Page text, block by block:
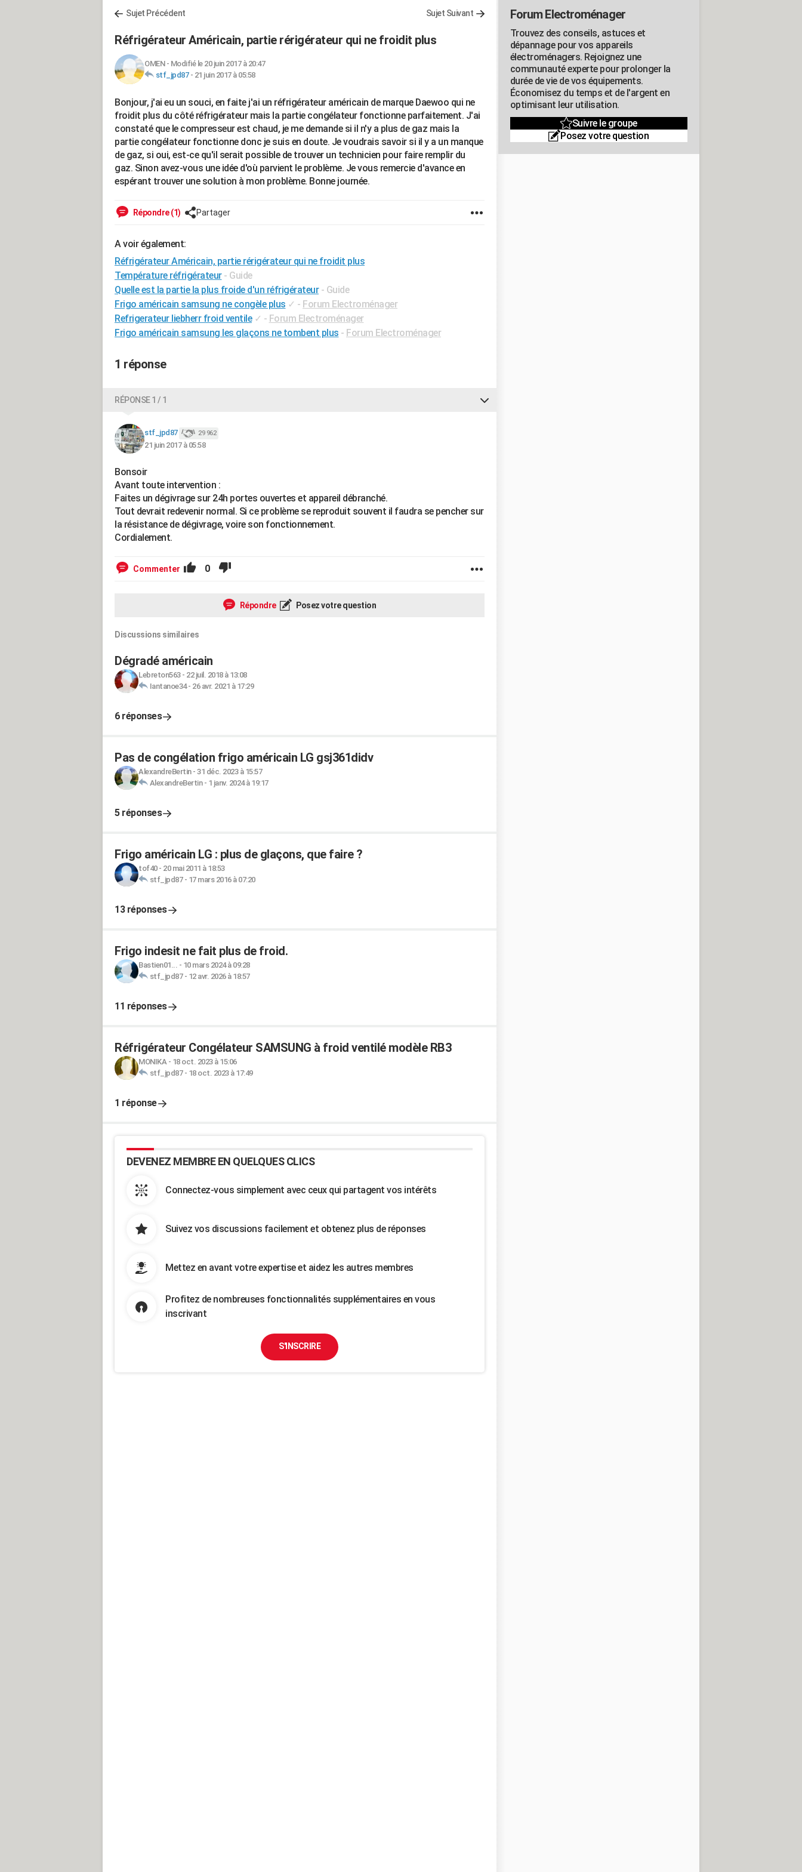
Sujet Précédent Sujet Suivant
Réfrigérateur Américain, partie rérigérateur qui ne froidit plus
OMEN- Modifié le 20 juin 2017 à 20:47
stf_jpd87- 21 juin 2017 à 05:58
Bonjour, j'ai eu un souci, en faite j'ai un réfrigérateur américain de marque Daewoo qui ne
froidit plus du côté réfrigérateur mais la partie congélateur fonctionne parfaitement. J'ai
constaté que le compresseur est chaud, je me demande si il n'y a plus de gaz mais la
partie congélateur fonctionne donc je suis en doute. Je voudrais savoir si il y a un manque
de gaz, si oui, est-ce qu'il serait possible de trouver un technicien pour faire remplir du
gaz. Sinon avez-vous une idée d'où parvient le problème. Je vous remercie d'avance en
espérant trouver une solution à mon problème. Bonne journée.
Répondre (1) Partager
A voir également:
Réfrigérateur Américain, partie rérigérateur qui ne froidit plus
Température réfrigérateur - Guide
Quelle est la partie la plus froide d'un réfrigérateur - Guide
Frigo américain samsung ne congèle plus ✓ - Forum Electroménager
Refrigerateur liebherr froid ventile ✓ - Forum Electroménager
Frigo américain samsung les glaçons ne tombent plus - Forum Electroménager
1 réponse
RÉPONSE 1 / 1
stf_jpd87 29 962
21 juin 2017 à 05:58
Bonsoir
Avant toute intervention :
Faites un dégivrage sur 24h portes ouvertes et appareil débranché.
Tout devrait redevenir normal. Si ce problème se reproduit souvent il faudra se pencher sur
la résistance de dégivrage, voire son fonctionnement.
Cordialement.
Commenter 0
Répondre Posez votre question
Discussions similaires
Dégradé américain
Lebreton563- 22 juil. 2018 à 13:08
Iantanoe34- 26 avr. 2021 à 17:29
6 réponses
Pas de congélation frigo américain LG gsj361didv
AlexandreBertin- 31 déc. 2023 à 15:57
AlexandreBertin- 1 janv. 2024 à 19:17
5 réponses
Frigo américain LG : plus de glaçons, que faire ?
tof40- 20 mai 2011 à 18:53
stf_jpd87- 17 mars 2016 à 07:20
13 réponses
Frigo indesit ne fait plus de froid.
Bastien01... - 10 mars 2024 à 09:28
stf_jpd87- 12 avr. 2026 à 18:57
11 réponses
Réfrigérateur Congélateur SAMSUNG à froid ventilé modèle RB3
MONIKA- 18 oct. 2023 à 15:06
stf_jpd87- 18 oct. 2023 à 17:49
1 réponse
DEVENEZ MEMBRE EN QUELQUES CLICS
Connectez-vous simplement avec ceux qui partagent vos intérêts
Suivez vos discussions facilement et obtenez plus de réponses
Mettez en avant votre expertise et aidez les autres membres
Profitez de nombreuses fonctionnalités supplémentaires en vous
inscrivant
S'INSCRIRE
Forum Electroménager
Trouvez des conseils, astuces et
dépannage pour vos appareils
électroménagers. Rejoignez une
communauté experte pour prolonger la
durée de vie de vos équipements.
Économisez du temps et de l'argent en
optimisant leur utilisation.
Suivre le groupe
Posez votre question